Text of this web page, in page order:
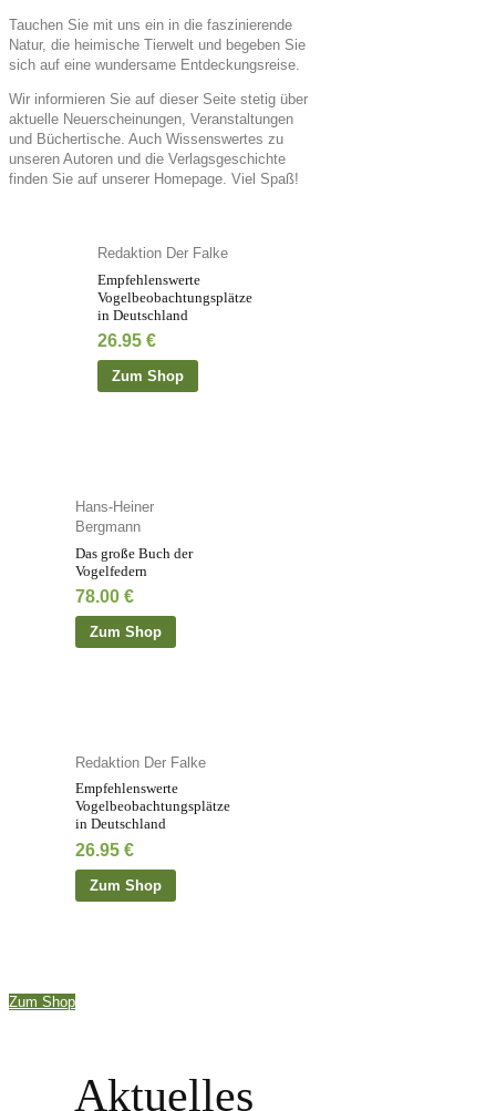
Tauchen Sie mit uns ein in die faszinierende
Natur, die heimische Tierwelt und begeben Sie
sich auf eine wundersame Entdeckungsreise.
Wir informieren Sie auf dieser Seite stetig über
aktuelle Neuerscheinungen, Veranstaltungen
und Büchertische. Auch Wissenswertes zu
unseren Autoren und die Verlagsgeschichte
finden Sie auf unserer Homepage. Viel Spaß!
Redaktion Der Falke
Empfehlenswerte
Vogelbeobachtungsplätze
in Deutschland
26.95 €
Zum Shop
Hans-Heiner
Bergmann
Das große Buch der
Vogelfedern
78.00 €
Zum Shop
Redaktion Der Falke
Empfehlenswerte
Vogelbeobachtungsplätze
in Deutschland
26.95 €
Zum Shop
Zum Shop
Aktuelles